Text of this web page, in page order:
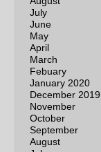
July
June
May
April
March
Febuary
January 2020
December 2019
November
October
September
August